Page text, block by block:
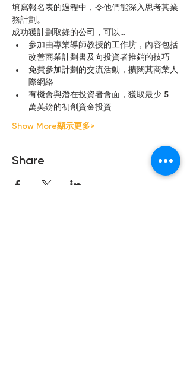
填寫報名表的過程中，令他們能深入思考其業
務計劃。
成功獲計劃取錄的公司，可以...
參加由專業導師教授的工作坊，內容包括
改善商業計劃書及向投資者推銷的技巧
免費參加計劃的交流活動，擴闊其商業人
際網絡
有機會與潛在投資者會面，獲取最少 5
萬英鎊的初創資金投資
Show More顯示更多>
Share